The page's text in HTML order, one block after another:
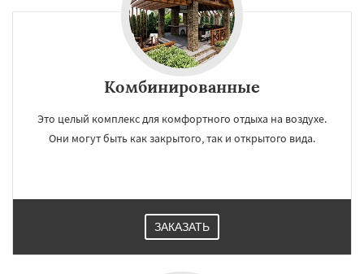
Комбинированные
Это целый комплекс для комфортного отдыха на воздухе.
Они могут быть как закрытого, так и открытого вида.
ЗАКАЗАТЬ